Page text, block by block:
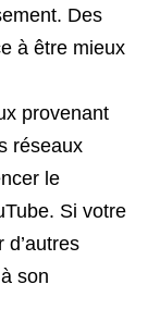
Des
à être mieux
provenant
réseaux
le
Si votre
son